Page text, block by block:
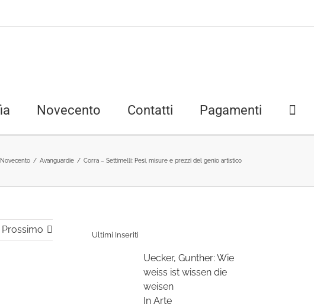
Novecento Contatti Pagamenti
Novecento / Avanguardie / Corra – Settimelli: Pesi, misure e prezzi del genio artistico
Prossimo Ultimi Inseriti
Uecker, Gunther: Wie
weiss ist wissen die
weisen
In Arte